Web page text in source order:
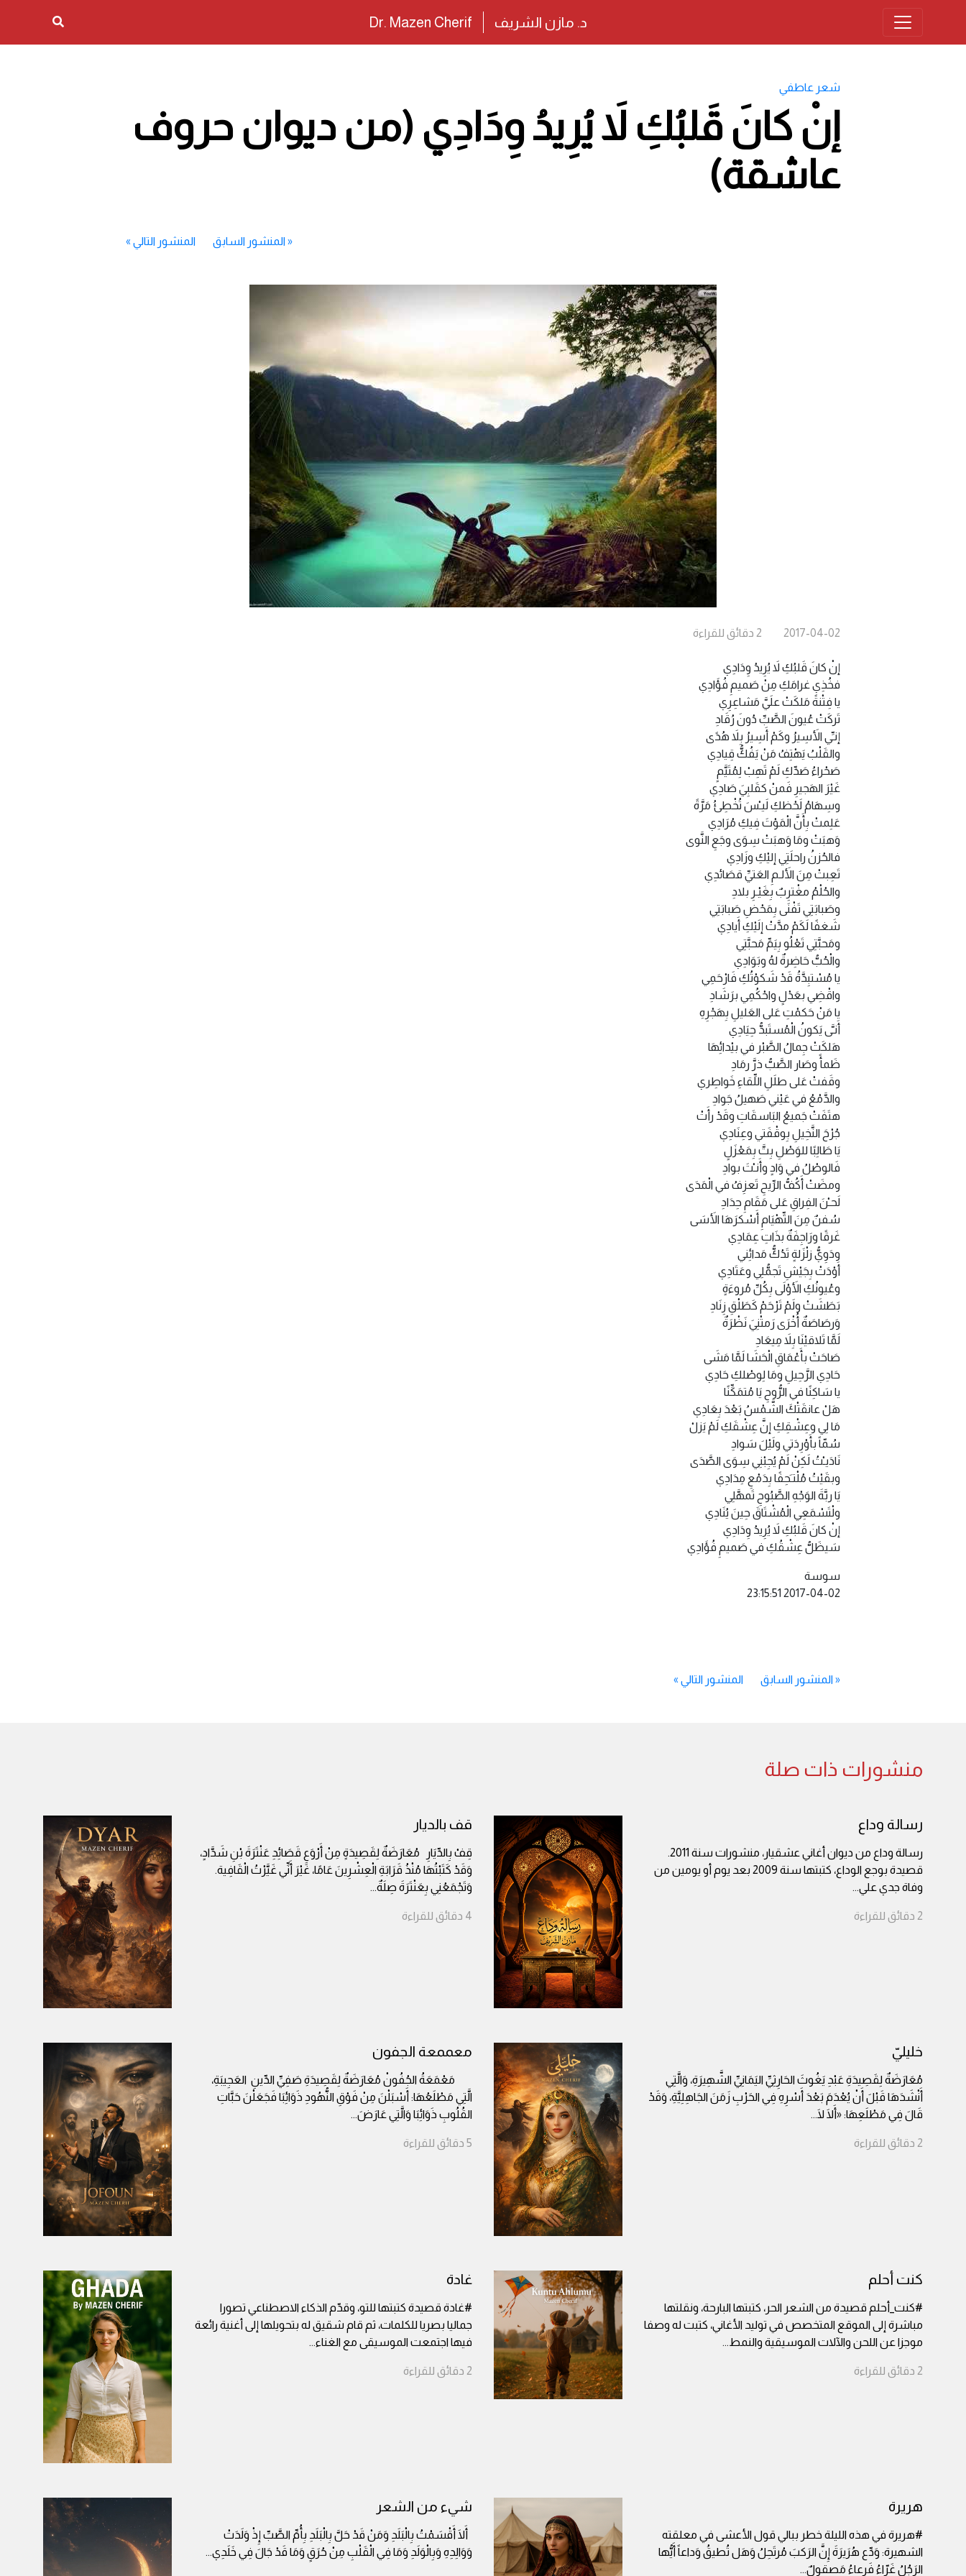
د. مازن الشريف Dr. Mazen Cherif
شعر عاطفي
إنْ كانَ قَلبُكِ لاَ يُرِيدُ وِدَادِي (من ديوان حروف
عاشقة)
«المنشور السابق المنشور التالي »
2017-04-02
2 دقائق للقراءة
إنْ كانَ قَلبُكِ لاَ يُرِيدُ وِدَادِي
فخُذِي غرامَكِ مِنْ صَميمِ فُؤَادِي
يا فِتْنةً مَلكَتْ علَيَّ مَشاعِرِي
تَركَتْ عُيونَ الصَّبِّ دُونَ رُقَادِ
إنـِّي الأَسِيرُ وكَمْ أَسِيرُ بِلاَ هُدًى
والقَلْبُ يَهْتِفُ مَنْ يَفُكُّ قِيادِي
صَحْراءُ صَدِّكِ لَمْ تَهِبْ لِمُتَيَّمٍ
غَيْرَ الهَجيرِ فَمنْ كقَلبِيَ صَادِي
وسِهَامُ لَحْظكِ لَيـْسَ تُخْطِئُ مَرَّةً
عَلِمتْ بِأَنَّ الْمَوْتَ فِيكِ مُرَادِي
وَهبَتْ ومَا وَهبَتْ سِوَى وجَعِ النَّوى
فالحُزنُ راحلَتِي إليْكِ وزَادِي
تَعِبتْ مِنَ الأَلـمِ العَتيِّ قصَائدِي
والحُلْمُ مغْترِبٌ بِغَيْـرِ بلادِ
وصَبابَتِي تَفْنَى بِمَحْضِ صَبابَتِي
شَغفًا لَكَمْ مدَّتْ إلَيْكِ أَيادِي
ومَحبَّتِي تَعْلُو بِيَمِّ مَحبَّتِي
والْحُبُّ حَاضِرةٌ لهُ وبَوَادِي
يا مُسْتبِدَّةُ قَدْ شَكوْتُكِ فَارْحَمِي
واقْضِي بعَدْلٍ واحْكُمِي برَشَادِ
يا مَنْ حَكمْتِ عَلى العَليلِ بِهَجْرِهِ
أَنـَّى يَكونُ الْمُستَبدُّ حِيَادِي
هَلكَتْ جِمالُ الصَّبْر في بيْدائِهَا
ظَمأً وصَار الصَّبُّ ذرَّ رمَادِ
وقَفتْ عَلى طلَلِ اللِّقاءِ خَواطِري
والدَّمْعُ في عَيْني صَهيلُ جَوادِ
هتَفَتْ جَميعُ البَاسقَاتِ وقَدْ رأَتْ
جُرْحَ النَّخِيلِ بِوقْفَتي وعِنَادِي
يَا طَالِبًا للوَصْلِ بِتَّ بِمَعْزَلٍ
فَالوصْلُ في وَادٍ وأَنـْتَ بوادِ
ومضَتْ أَكُفُّ الرِّيحِ تَعزِفُ في الْمَدَى
لَحـْنَ الفِراقِ عَلى مَقَامِ حِدَادِ
سُفنٌ مِنَ التِّهْيَامِ أَسْكرَهَا الأَسَى
غَرقًا ورَاجِفَةٌ بذَاتِ عِمَادِي
ودَوِيُّ زلْزَلةٍ تَدُكُّ مَدائِني
أَوْدَتْ بِجَيْشِ تَجمُّلِي وعَتَادِي
وعُيونُكِ الأَوْلَى بِكُلِّ مُروءَةٍ
بَطَشَتْ ولَمْ تَرْحَمْ كَطَلْقِ زِنَادِ
وَرصَاصَةٌ أُخْرَى رَمتْنِيَ نَظْرَةٌ
لَمَّا تَلاقيْنَا بِلاَ مِيعَادِ
صَاحَتْ بأَعْمَاقِ الْحَشَا لَمَّا مَشَى
حَادِي الرَّحِيلِ ومَا لِوصْلكِ حَادِي
يا سَاكِنًا في الرُّوحِ يَا مُتمَكِّنًا
هَلْ عانقَتْكَ الشَّمْسُ بَعْدَ بِعَادِي
مَا لِي وعِشْقِكِ إنَّ عِشْقَكِ لَمْ يَزلْ
سُمّاً بأَوْرِدَتي ولَيْلَ سَوادِ
نَادَيـْتُ لَكِنْ لَمْ يُجِبْنِي سِوَى الصَّدَى
وبقَيْتُ مُلْتـَحِفًا بِدَمْعِ مِدَادِي
يَا ربَّةَ الوَجْهِ الصَّبُوحِ تَمهَّلِي
ولْتَسْمَعِي الْمُشْتَاقَ حِينَ يُنَادِي
إنْ كانَ قَلبُكِ لاَ يُرِيدُ وِدَادِي
سَيظَلُّ عِشْقُكِ في صَميمِ فُؤَادِي
سوسة
«المنشور السابق المنشور التالي »
منشورات ذات صلة
رسالة وداع
رسالة وداع من ديوان أغاني عشقيار، منشورات سنة 2011.
قصيدة بوجع الوداع، كتبتها سنة 2009 بعد يوم أو يومين من
وفاة جدي علي...
2 دقائق للقراءة
قف بالديار
قِفْ بِالدِّيَارِ مُعَارَضَةٌ لِقَصِيدَةٍ مِنْ أَرْوَعِ قَصَائِدِ عَنْتَرَةَ بْنِ شَدَّادٍ،
وَقَدْ كَتَبْتُهَا مُنْذُ قَرَابَةِ الْعِشْرِينَ عَامًا، غَيْرَ أَنِّي غَيَّرْتُ الْقَافِية.
وَتَجْمَعُنِي بِعَنْتَرَةَ صِلَةٌ...
4 دقائق للقراءة
خليليّ
مُعَارَضَةٌ لِقَصِيدَةِ عَبْدِ يَغُوثَ الحَارِثِيِّ اليَمَانِيِّ الشَّهِيرَةِ، وَالَّتِي
أَنْشَدَهَا قَبْلَ أَنْ يُعْدَمَ بَعْدَ أَسْرِهِ فِي الحَرْبِ زَمَنَ الجَاهِلِيَّةِ، وَقَدْ
قَالَ فِي مَطْلَعِهَا: «أَلَا لَا...
2 دقائق للقراءة
معممعة الجفون
مَعْمَعَةُ الجُفُونْ مُعَارَضَةٌ لِقَصِيدَةِ صَفِيِّ الدِّينِ العَجِيبَةِ،
الَّتِي مَطْلَعُهَا: أَسْبَلْنَ مِنْ فَوْقِ النُّهُودِ ذَوَائِبَا فَجَعَلْنَ حَبَّاتِ
القُلُوبِ ذَوَائِبَا وَالَّتِي عَارَضَ...
5 دقائق للقراءة
كنت أحلم
#كنت_أحلم قصيدة من الشعر الحر، كتبتها البارحة، ونقلتها
مباشرة إلى الموقع المتخصص في توليد الأغاني، كتبت له وصفا
موجزا عن اللحن والآلات الموسيقية والنمط...
2 دقائق للقراءة
غادة
#غادة قصيدة كتبتها للتو، وقدّم الذكاء الاصطناعي تصورا
جماليا بصريا للكلمات، ثم قام شقيق له بتحويلها إلى أغنية رائعة
فيها اجتمعت الموسيقى مع الغناء...
2 دقائق للقراءة
هريرة
#هريرة في هذه الليلة خطر ببالي قول الأعشى في معلقته
الشهيرة: وَدِّع هُرَيرَةَ إِنَّ الرَكبَ مُرتَحِلُ وَهَل تُطيقُ وَداعاً أَيُّها
الرَجُلُ غَرّاءُ فَرعاءُ مَصقولٌ...
شيء من الشعر
أَلَا أَقْسَمْتُ بِالْبَلَدِ وَمَنْ قَدْ حَلَّ بِالْبَلَدِ بِأُمِّ الصَّبِّ إِذْ وَلَدَتْ
وَوَالِدِهِ وَبِالْوَلَدِ وَمَا فِي الْقَلْبِ مِنْ حُرَقٍ وَمَا قَدْ جَالَ فِي خَلَدِي...